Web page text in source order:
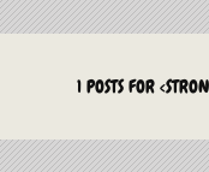
LE
La Culture du Mboa
1 POSTS FOR